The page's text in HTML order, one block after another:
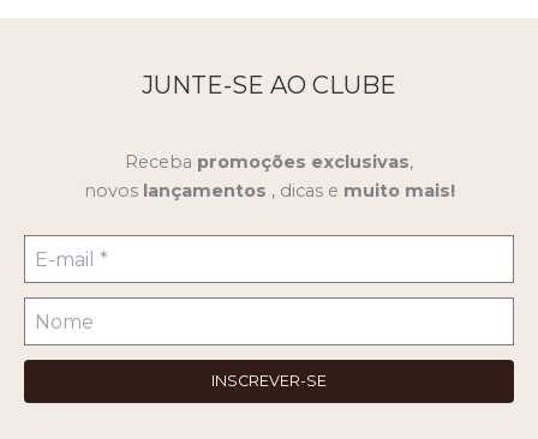
JUNTE-SE AO CLUBE
Receba promoções exclusivas,
novos lançamentos , dicas e muito mais!